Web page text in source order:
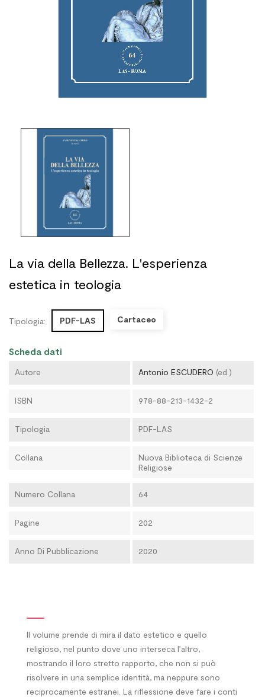
La via della Bellezza. L'esperienza
estetica in teologia
Tipologia: PDF-LAS Cartaceo
Scheda dati
Autore Antonio ESCUDERO (ed.)
ISBN 978-88-213-1432-2
Tipologia PDF-LAS
Collana
Nuova Biblioteca di Scienze
Religiose
Numero Collana 64
Pagine 202
Anno Di Pubblicazione 2020
Il volume prende di mira il dato estetico e quello
religioso, nel punto dove uno interseca l’altro,
mostrando il loro stretto rapporto, che non si può
risolvere in una semplice identità, ma neppure sono
reciprocamente estranei. La riflessione deve fare i conti